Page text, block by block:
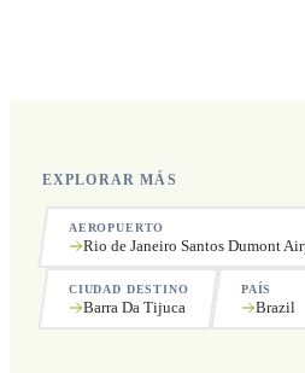
EXPLORAR MÁS
AEROPUERTO
Rio de Janeiro Santos Dumont
CIUDAD DESTINO
Barra Da Tijuca
PAÍS
Brazil